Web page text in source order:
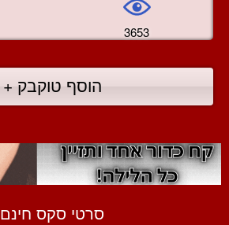
3653
הוסף טוקבק +
סרטי סקס חינם